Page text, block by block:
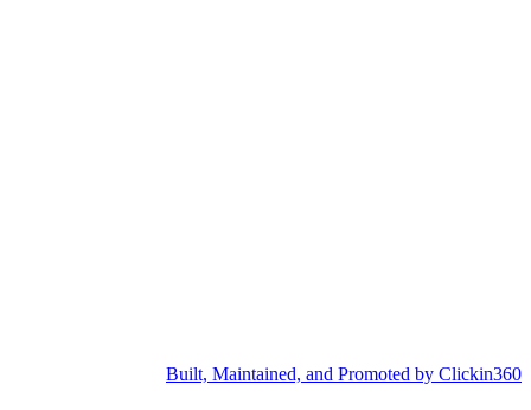
Built, Maintained, and Promoted by Clickin360